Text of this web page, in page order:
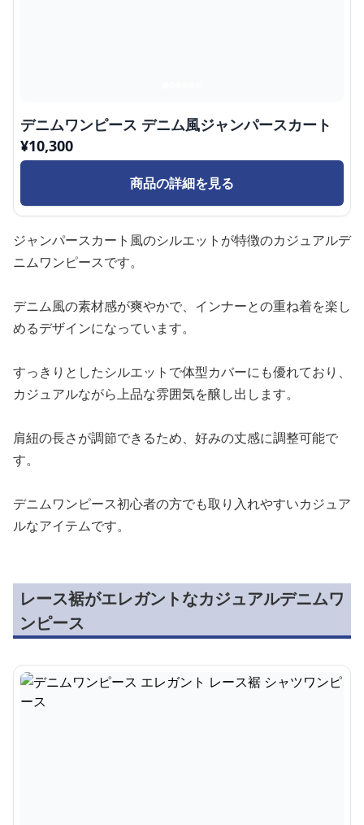
デニムワンピース デニム風ジャンパースカート
¥10,300
商品の詳細を見る
ジャンパースカート風のシルエットが特徴のカジュアルデ
ニムワンピースです。
デニム風の素材感が爽やかで、インナーとの重ね着を楽し
めるデザインになっています。
すっきりとしたシルエットで体型カバーにも優れており、
カジュアルながら上品な雰囲気を醸し出します。
肩紐の長さが調節できるため、好みの丈感に調整可能で
す。
デニムワンピース初心者の方でも取り入れやすいカジュア
ルなアイテムです。
レース裾がエレガントなカジュアルデニムワ
ンピース